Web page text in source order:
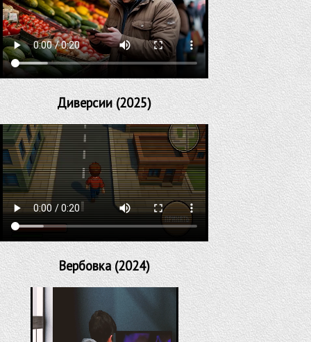
Диверсии (2025)
Вербовка (2024)